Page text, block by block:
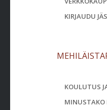
KIRJAUDU
KOULUTUS
MINUSTAKO